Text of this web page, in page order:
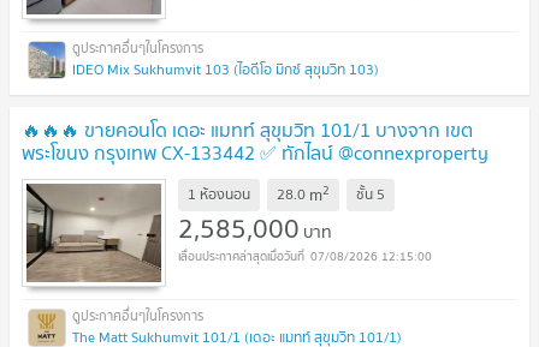
IDEO Mix Sukhumvit 103 (ไอดีโอ มิกซ์ สุขุมวิท 103)
🔥🔥🔥 ขายคอนโด เดอะ แมทท์ สุขุมวิท 101/1 บางจาก เขต
พระโขนง กรุงเทพ CX-133442 ✅ ทักไลน์ @connexproperty
ตอบทันที ทีมงานมืออาชีพ ✅ 🔥🔥🔥
1 ห้องนอน 28.0 m2 ชั้น 5
2,585,000 บาท
07/08/2026 12:15:00
The Matt Sukhumvit 101/1 (เดอะ แมทท์ สุขุมวิท 101/1)